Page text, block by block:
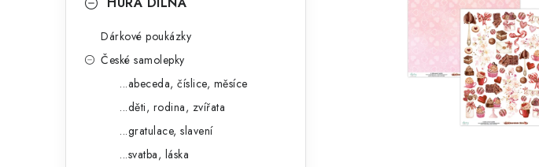
Dárkové poukázky
České samolepky
...abeceda, číslice, měsíce
...děti, rodina, zvířata
...gratulace, slavení
...svatba, láska